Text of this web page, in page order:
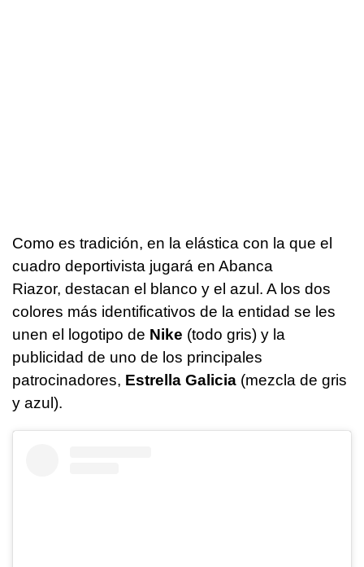
Como es tradición, en la elástica con la que el
cuadro deportivista jugará en Abanca
Riazor, destacan el blanco y el azul. A los dos
colores más identificativos de la entidad se les
unen el logotipo de Nike (todo gris) y la
publicidad de uno de los principales
patrocinadores, Estrella Galicia (mezcla de gris
y azul).